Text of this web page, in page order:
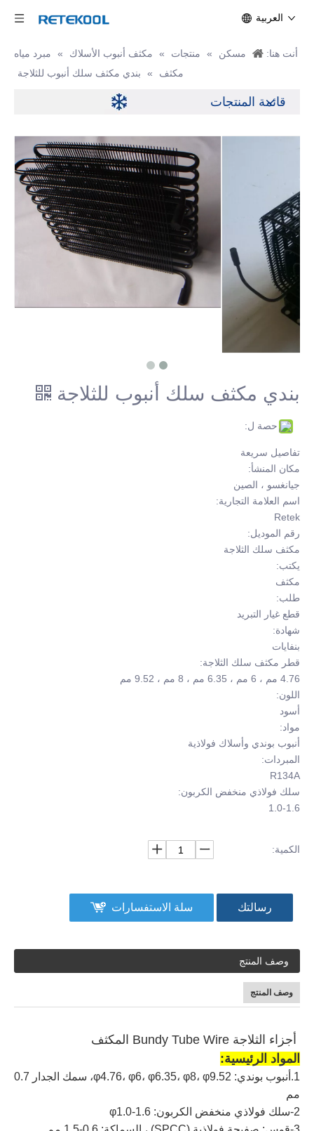
العربية
أنت هنا: مسكن » منتجات » مكثف أنبوب الأسلاك »
مبرد مياه
مكثف
» بندي مكثف سلك أنبوب للثلاجة
قائمة المنتجات
بندي مكثف سلك أنبوب للثلاجة
حصة ل:
تفاصيل سريعة
مكان المنشأ:
جيانغسو ، الصين
اسم العلامة التجارية:
Retek
رقم الموديل:
مكثف سلك الثلاجة
يكتب:
مكثف
طلب:
قطع غيار التبريد
شهادة:
بنفايات
قطر مكثف سلك الثلاجة:
4.76 مم ، 6 مم ، 6.35 مم ، 8 مم ، 9.52 مم
اللون:
أسود
مواد:
أنبوب بوندي وأسلاك فولاذية
المبردات:
R134A
سلك فولاذي منخفض الكربون:
1.0-1.6
الكمية:
رسالتك سلة الاستفسارات
وصف المنتج
وصف المنتج
أجزاء الثلاجة Bundy Tube Wire المكثف
المواد الرئيسية:
1.أنبوب بوندي: φ4.76، φ6، φ6.35، φ8، φ9.52، ​​سمك الجدار 0.7
مم
2-سلك فولاذي منخفض الكربون: φ1.0-1.6